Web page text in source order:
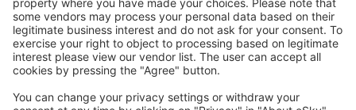
Halvat lennot
Kaupunkilomat
Lomamatkat
Majoitus
Lento+Hotelli